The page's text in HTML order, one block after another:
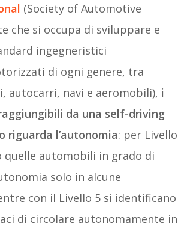
(Society of Automotive
che si occupa di sviluppare e
ingegneristici
di ogni genere, tra
autocarri, navi e aeromobili), i
da una self-driving
riguarda l’autonomia: per Livello
quelle automobili in grado di
solo in alcune
con il Livello 5 si identificano
di circolare autonomamente in